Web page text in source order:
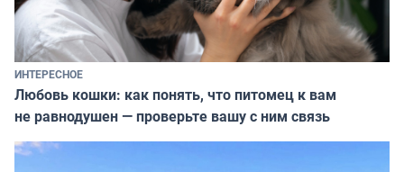
ИНТЕРЕСНОЕ
Любовь кошки: как понять, что питомец к вам
не равнодушен — проверьте вашу с ним связь